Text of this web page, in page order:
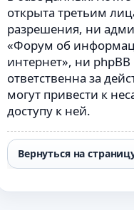
открыта третьим
разрешения, ни
«Форум об
интернет», ни
ответственна за
могут привести к
доступу к ней.
Вернуться на